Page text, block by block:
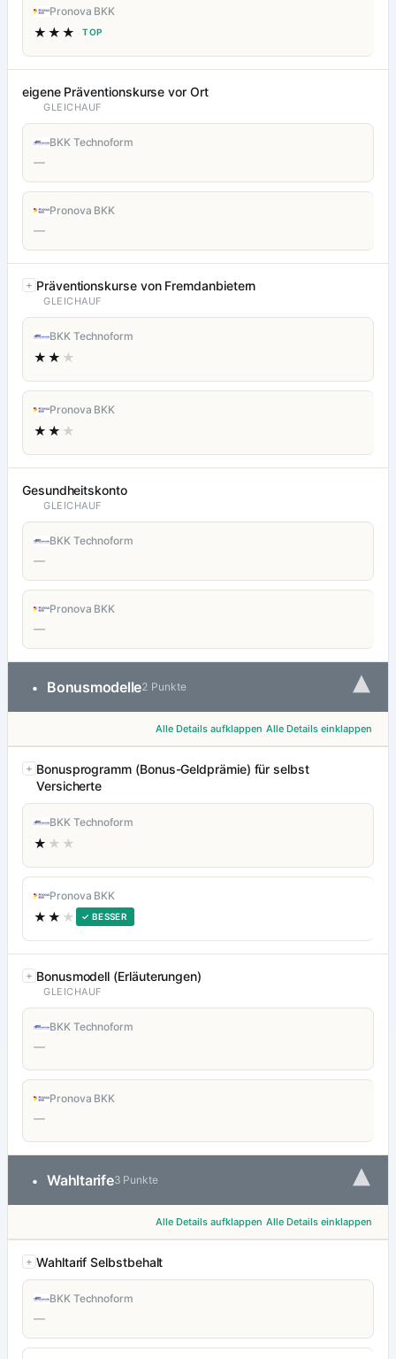
Pronova BKK
★★★ TOP
eigene Präventionskurse vor Ort
GLEICHAUF
BKK Technoform
—
Pronova BKK
—
Präventionskurse von Fremdanbietern
GLEICHAUF
BKK Technoform
★★ ★
Pronova BKK
★★ ★
Gesundheitskonto
GLEICHAUF
BKK Technoform
—
Pronova BKK
—
• Bonusmodelle2 Punkte ▾
Alle Details aufklappen Alle Details einklappen
Bonusprogramm (Bonus-Geldprämie) für selbst
Versicherte
BKK Technoform
★ ★★
Pronova BKK
★★ ★ ✓ BESSER
Bonusmodell (Erläuterungen)
GLEICHAUF
BKK Technoform
—
Pronova BKK
—
• Wahltarife3 Punkte ▾
Alle Details aufklappen Alle Details einklappen
Wahltarif Selbstbehalt
BKK Technoform
—